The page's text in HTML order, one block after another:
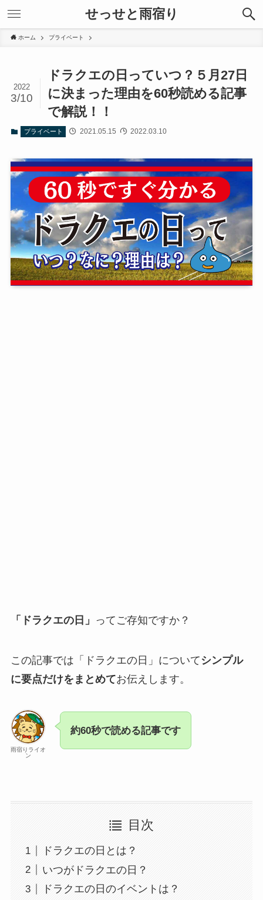
せっせと雨宿り
ホーム プライベート
ドラクエの日っていつ？５月27日
に決まった理由を60秒読める記事
で解説！！
2022
3/10
プライベート 2021.05.15 2022.03.10
「ドラクエの日」 ってご存知ですか？
この記事では「ドラクエの日」について シンプル
に要点だけをまとめてお伝えします。
雨宿りライオ
ン
約60秒で読める記事です
目次
ドラクエの日とは？
いつがドラクエの日？
ドラクエの日のイベントは？